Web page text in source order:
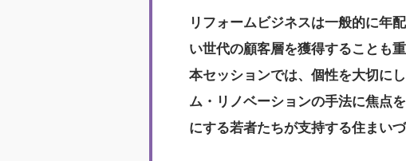
リフォームビジネスは一般的に年
い世代の顧客層を獲得することも重
本セッションでは、個性を大切に
ム・リノベーションの手法に焦点
にする若者たちが支持する住まい